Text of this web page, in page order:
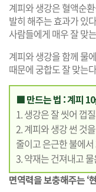
계피와 생강은 혈액순
발히 해주는 효과가 있
사람들에게 매우 잘 맞
계피와 생강을 함께 물
때문에 궁합도 잘 맞는
■ 만드는 법 : 계피
1. 생강은 잘 씻어 껍
2. 계피와 생강 썬 것
줄이고 은근한 불에
3. 약재는 건져내고
면역력을 보충해주는 ‘